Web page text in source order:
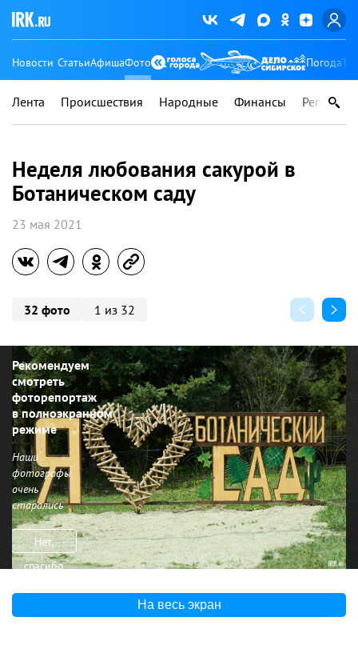
Новости СтатьиАфишаФото Погода
Лента Происшествия Народные Финансы Регионы
Неделя любования сакурой в
Ботаническом саду
23 мая 2021
32 фото 1 из 32
Рекомендуем
смотреть
фоторепортаж
в полноэкранном
режиме
Наши
фотографы
очень
старались
Нет,
спасибо
На весь экран